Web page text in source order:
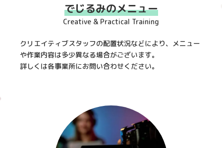
でじるみのメニュー
Creative & Practical Training
クリエイティブスタッフの配置状況などにより、メニュー
や作業内容は多少異なる場合がございます。
詳しくは各事業所にお問い合わせください。